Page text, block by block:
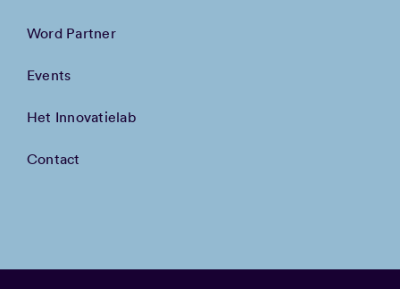
Word Partner
Events
Het Innovatielab
Contact